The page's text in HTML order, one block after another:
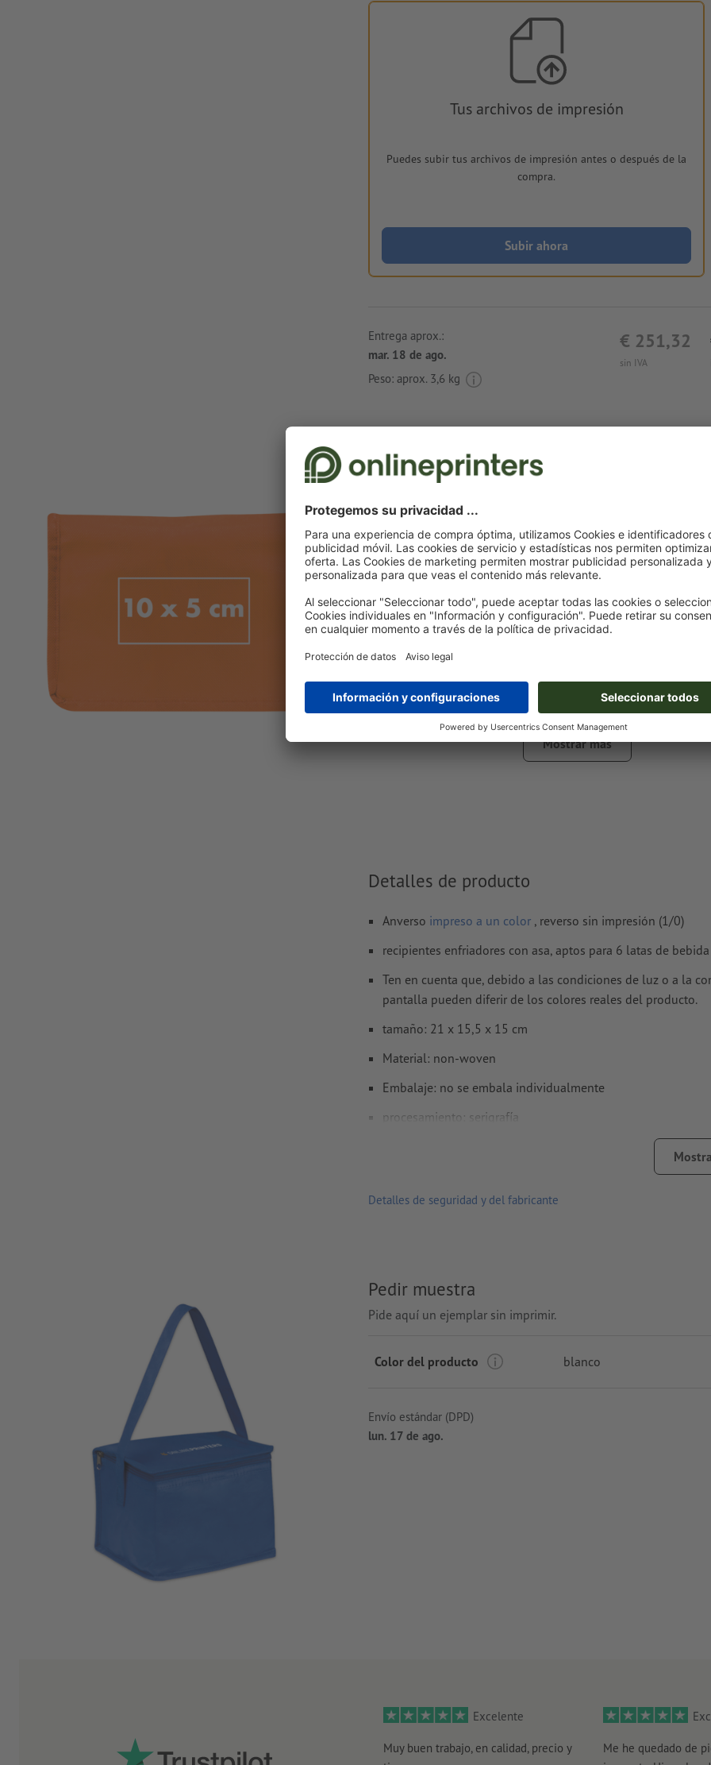
Tus archivos de impresión
Puedes subir tus archivos de impresión antes o después de la
compra.
Subir ahora
sin IVA
€ 251,32
Entrega aprox.:
mar. 18 de ago.
Peso: aprox. 3,6 kg
Notas sobre archivos de impresión Recipiente
enfriador non-woven Nieby
Formato de datos : 10 x 5 cm
Particularidades al crear datos de impresión:
es posible imprimir el producto con un
Pantone FORMULA GUIDE Uncoated, excepto metálico y
alimprimir con color blanco , el material de soporte
El archivo PDF listo para imprimir solo puede contener
son aptas las imágenes y plantillas con extensión JPEG o
Encontrarás más información y consejos sobredatos
nuestro centro de ayuda.
faltas de ortografía y de sintaxis
Mostrar más
Detalles de producto
Anverso impreso a un color , reverso sin impresión (1/0)
recipientes enfriadores con asa, aptos para 6 latas de
Ten en cuenta que, debido a las condiciones de luz o a la
pantalla pueden diferir de los colores reales del producto.
tamaño: 21 x 15,5 x 15 cm
Material: non-woven
Embalaje: no se embala individualmente
procesamiento: serigrafía
Detalles de seguridad y del fabricante
Pedir muestra
Pide aquí un ejemplar sin imprimir.
Color del producto blanco
Envío estándar (DPD)
lun. 17 de ago.
Excelente
Muy buen trabajo, en calidad, precio y
Me he quedado de